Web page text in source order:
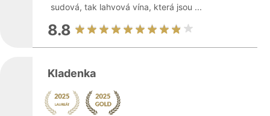
sudová, tak lahvová vína, která jsou ...
8.8
Kladenka